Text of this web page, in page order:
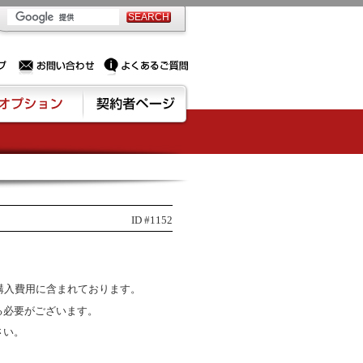
ID #1152
費用に含まれております。
要がございます。
。
ョン 契約者ページ